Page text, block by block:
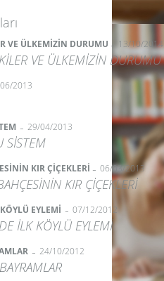
VE ÜLKEMİZİN DURUMU -13/10/2014
VE ÜLKEMİZİN DURUMU
2013
- 29/04/2013
SİSTEM
KIR ÇİÇEKLERİ - 06/03/2013
KIR ÇİÇEKLERİ
EYLEMİ - 07/12/2012
İLK KÖYLÜ EYLEMİ
- 24/10/2012